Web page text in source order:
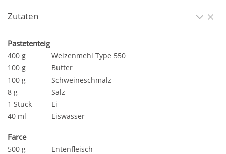
Zutaten
Pastetenteig
400 g
Weizenmehl Type 550
100 g
Butter
100 g
Schweineschmalz
8 g
Salz
1 Stück
Ei
40 ml
Eiswasser
Farce
500 g
Entenfleisch